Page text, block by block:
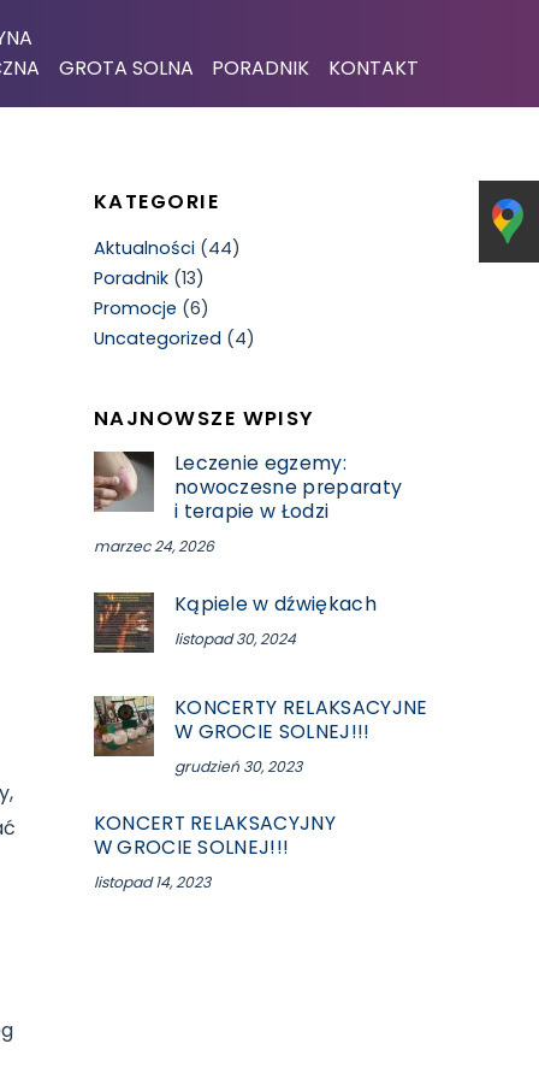
GROTA SOLNA PORADNIK KONTAKT
KATEGORIE
Aktualności (44)
Poradnik(13)
Promocje (6)
Uncategorized (4)
NAJNOWSZE WPISY
Leczenie egzemy:
nowoczesne preparaty
i terapie w Łodzi
marzec 24, 2026
Kąpiele w dźwiękach
listopad 30, 2024
KONCERTY RELAKSACYJNE
W GROCIE SOLNEJ!!!
grudzień 30, 2023
KONCERT RELAKSACYJNY
W GROCIE SOLNEJ!!!
listopad 14, 2023